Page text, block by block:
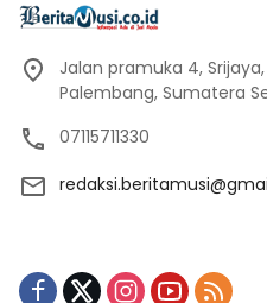
Jalan pramuka 4,
Palembang, Sumatera
07115711330